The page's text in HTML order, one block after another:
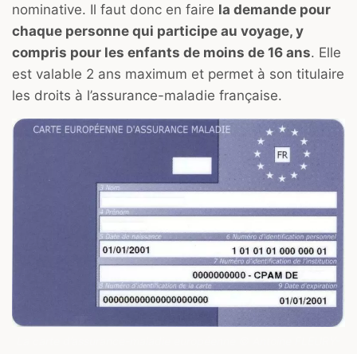
nominative. Il faut donc en faire la demande pour
chaque personne qui participe au voyage, y
compris pour les enfants de moins de 16 ans. Elle
est valable 2 ans maximum et permet à son titulaire
les droits à l’assurance-maladie française.